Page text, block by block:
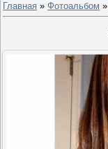
Главная » Фотоальбом »